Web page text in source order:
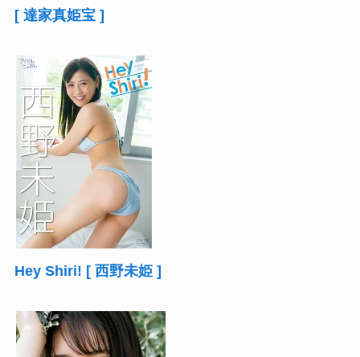
[ 達家真姫宝 ]
Hey Shiri! [ 西野未姫 ]